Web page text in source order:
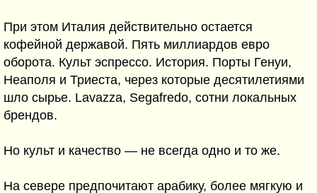
При этом Италия действительно остается
кофейной державой. Пять миллиардов евро
оборота. Культ эспрессо. История. Порты Генуи,
Неаполя и Триеста, через которые десятилетиями
шло сырье. Lavazza, Segafredo, сотни локальных
брендов.
Но культ и качество — не всегда одно и то же.
На севере предпочитают арабику, более мягкую и